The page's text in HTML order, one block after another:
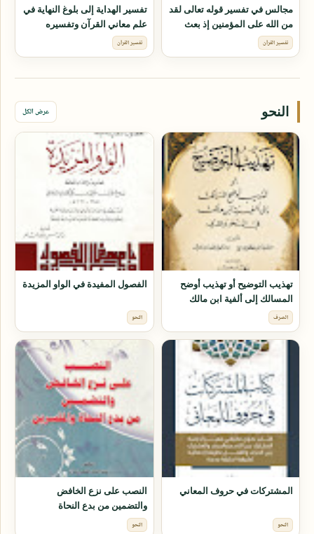
مجالس في تفسير قوله تعالى لقد
من الله على المؤمنين إذ بعث
فيهم رسولاً من أنفسهم
تفسير القرآن
تفسير الهداية إلى بلوغ النهاية في
علم معاني القرآن وتفسيره
وأحكامه وجمل من فنون علومه
تفسير القرآن
النحو عرض الكل
تهذيب التوضيح أو تهذيب أوضح
المسالك إلى ألفية ابن مالك
الصرف
الفصول المفيدة في الواو المزيدة
النحو
المشتركات في حروف المعاني
النحو
النصب على نزع الخافض
والتضمين من بدع النحاة
والمفسرين
النحو